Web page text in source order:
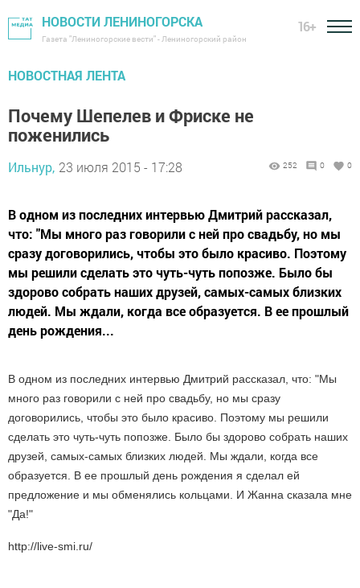
НОВОСТИ ЛЕНИНОГОРСКА
Газета "Лениногорские вести" - Лениногорский район
16+
НОВОСТНАЯ ЛЕНТА
Почему Шепелев и Фриске не
поженились
Ильнур, 23 июля 2015 - 17:28 252 0 0
В одном из последних интервью Дмитрий рассказал,
что: "Мы много раз говорили с ней про свадьбу, но мы
сразу договорились, чтобы это было красиво. Поэтому
мы решили сделать это чуть-чуть попозже. Было бы
здорово собрать наших друзей, самых-самых близких
людей. Мы ждали, когда все образуется. В ее прошлый
день рождения...
В одном из последних интервью Дмитрий рассказал, что: "Мы
много раз говорили с ней про свадьбу, но мы сразу
договорились, чтобы это было красиво. Поэтому мы решили
сделать это чуть-чуть попозже. Было бы здорово собрать наших
друзей, самых-самых близких людей. Мы ждали, когда все
образуется. В ее прошлый день рождения я сделал ей
предложение и мы обменялись кольцами. И Жанна сказала мне
"Да!"
http://live-smi.ru/